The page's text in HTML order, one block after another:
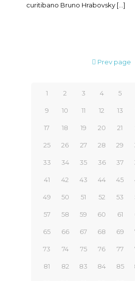
curitibano Bruno Hrabovsky […]
Prev page
1 2 3 4 5
9 10 11 12 13
17 18 19 20 21
25 26 27 28 29
33 34 35 36 37
41 42 43 44 45
49 50 51 52 53
57 58 59 60 61
65 66 67 68 69
73 74 75 76 77
81 82 83 84 85